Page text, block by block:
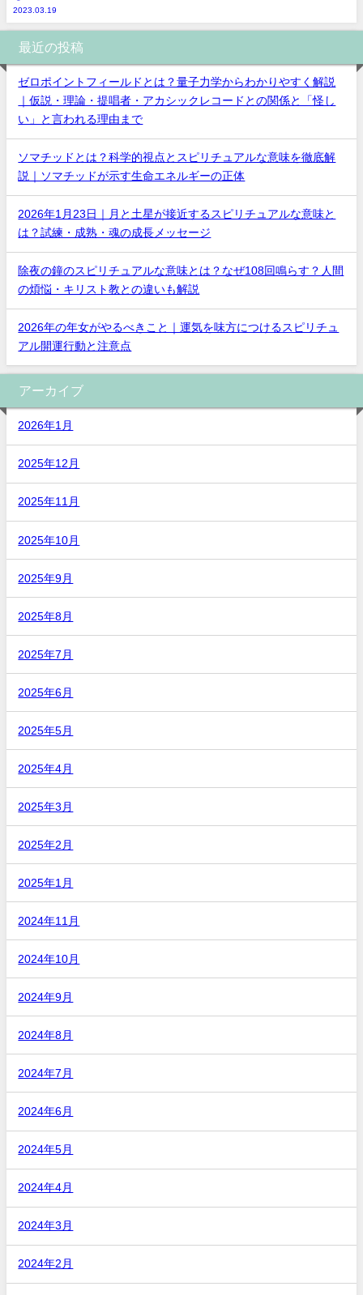
2023.03.19
最近の投稿
ゼロポイントフィールドとは？量子力学からわかりやすく解説
｜仮説・理論・提唱者・アカシックレコードとの関係と「怪し
い」と言われる理由まで
ソマチッドとは？科学的視点とスピリチュアルな意味を徹底解
説｜ソマチッドが示す生命エネルギーの正体
2026年1月23日｜月と土星が接近するスピリチュアルな意味と
は？試練・成熟・魂の成長メッセージ
除夜の鐘のスピリチュアルな意味とは？なぜ108回鳴らす？人間
の煩悩・キリスト教との違いも解説
2026年の年女がやるべきこと｜運気を味方につけるスピリチュ
アル開運行動と注意点
アーカイブ
2026年1月
2025年12月
2025年11月
2025年10月
2025年9月
2025年8月
2025年7月
2025年6月
2025年5月
2025年4月
2025年3月
2025年2月
2025年1月
2024年11月
2024年10月
2024年9月
2024年8月
2024年7月
2024年6月
2024年5月
2024年4月
2024年3月
2024年2月